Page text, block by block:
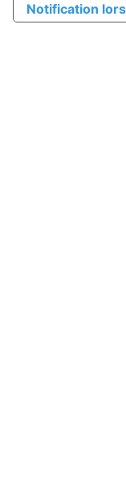
Notification